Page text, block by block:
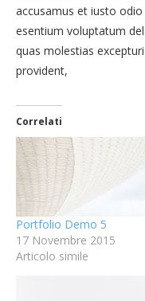
accusamus et iusto
esentium voluptatum
quas molestias
provident,
Correlati
Portfolio Demo 5
17 Novembre 2015
Articolo simile